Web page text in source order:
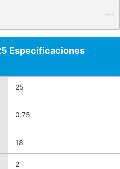
---
Especificaciones
25
0.75
18
2